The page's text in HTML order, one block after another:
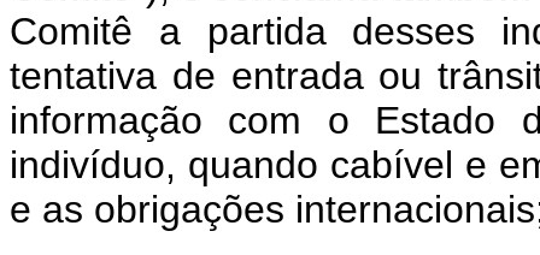
Comitê a partida desses
tentativa de entrada ou
informação com o Estado
indivíduo, quando cabível e
e as obrigações